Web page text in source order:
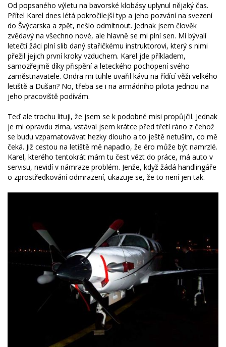
Od popsaného výletu na bavorské klobásy uplynul nějaký čas.
Přítel Karel dnes létá pokročilejší typ a jeho pozvání na svezení
do Švýcarska a zpět, nešlo odmítnout. Jednak jsem člověk
zvědavý na všechno nové, ale hlavně se mi plní sen. Mí bývalí
letečtí žáci plní slib daný stařičkému instruktorovi, který s nimi
přežil jejich první kroky vzduchem. Karel jde příkladem,
samozřejmě díky přispění a leteckého pochopení svého
zaměstnavatele. Ondra mi tuhle uvařil kávu na řídící věži velkého
letiště a Dušan? No, třeba se i na armádního pilota jednou na
jeho pracoviště podívám.
Teď ale trochu lituji, že jsem se k podobné misi propůjčil. Jednak
je mi opravdu zima, vstával jsem krátce před třetí ráno z čehož
se budu vzpamatovávat hezky dlouho a to ještě netuším, co mě
čeká. Již cestou na letiště mě napadlo, že éro může být namrzlé.
Karel, kterého tentokrát mám tu čest vézt do práce, má auto v
servisu, nevidí v námraze problém. Jenže, když žádá handlingáře
o zprostředkování odmrazení, ukazuje se, že to není jen tak.